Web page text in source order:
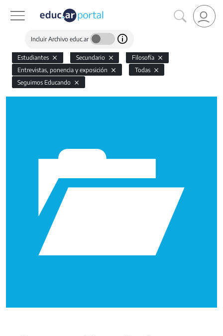
Incluir Archivo educ.ar
Estudiantes Secundario
Filosofía
Entrevistas, ponencia y exposición
Todas
Seguimos Educando